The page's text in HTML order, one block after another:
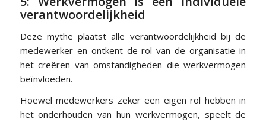
verantwoordelijkheid
Deze mythe plaatst alle verantwoordelijkheid bij de
medewerker en ontkent de rol van de organisatie in
het creëren van omstandigheden die werkvermogen
beïnvloeden.
Hoewel medewerkers zeker een eigen rol hebben in
het onderhouden van hun werkvermogen, speelt de